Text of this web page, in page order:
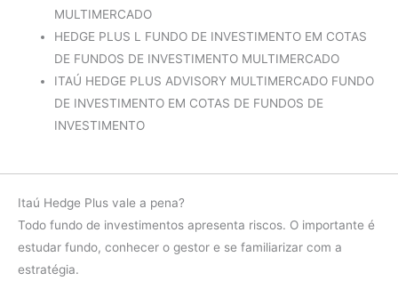
MULTIMERCADO
HEDGE PLUS L FUNDO DE INVESTIMENTO EM COTAS
DE FUNDOS DE INVESTIMENTO MULTIMERCADO
ITAÚ HEDGE PLUS ADVISORY MULTIMERCADO FUNDO
DE INVESTIMENTO EM COTAS DE FUNDOS DE
INVESTIMENTO
Itaú Hedge Plus vale a pena?
Todo fundo de investimentos apresenta riscos. O importante é
estudar fundo, conhecer o gestor e se familiarizar com a
estratégia.